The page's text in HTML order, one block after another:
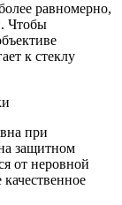
равномерно,
Чтобы
к стеклу
при
защитном
от неровной